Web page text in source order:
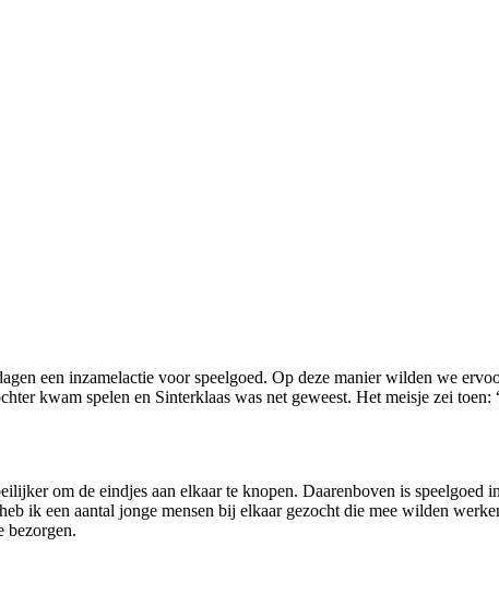
een inzamelactie voor speelgoed. Op deze manier wilden we
kwam spelen en Sinterklaas was net geweest. Het meisje zei toen:
om de eindjes aan elkaar te knopen. Daarenboven is
ik een aantal jonge mensen bij elkaar gezocht die mee wilden
bezorgen.